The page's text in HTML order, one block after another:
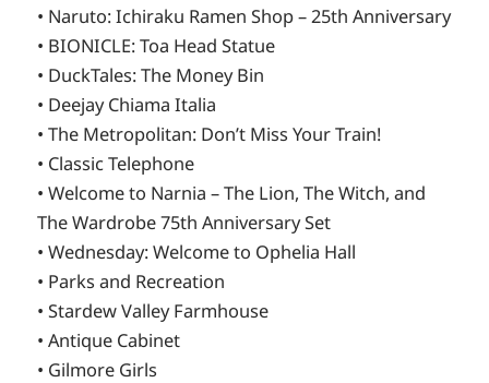
• Naruto: Ichiraku Ramen Shop – 25th Anniversary
• BIONICLE: Toa Head Statue
• DuckTales: The Money Bin
• Deejay Chiama Italia
• The Metropolitan: Don’t Miss Your Train!
• Classic Telephone
• Welcome to Narnia – The Lion, The Witch, and
The Wardrobe 75th Anniversary Set
• Wednesday: Welcome to Ophelia Hall
• Parks and Recreation
• Stardew Valley Farmhouse
• Antique Cabinet
• Gilmore Girls